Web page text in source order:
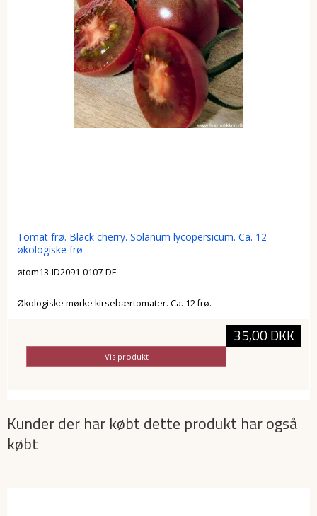
Tomat frø. Black cherry. Solanum lycopersicum. Ca. 12
økologiske frø
øtom13-ID2091-0107-DE
Økologiske mørke kirsebærtomater. Ca. 12 frø.
35,00 DKK
Vis produkt
Kunder der har købt dette produkt har også
købt